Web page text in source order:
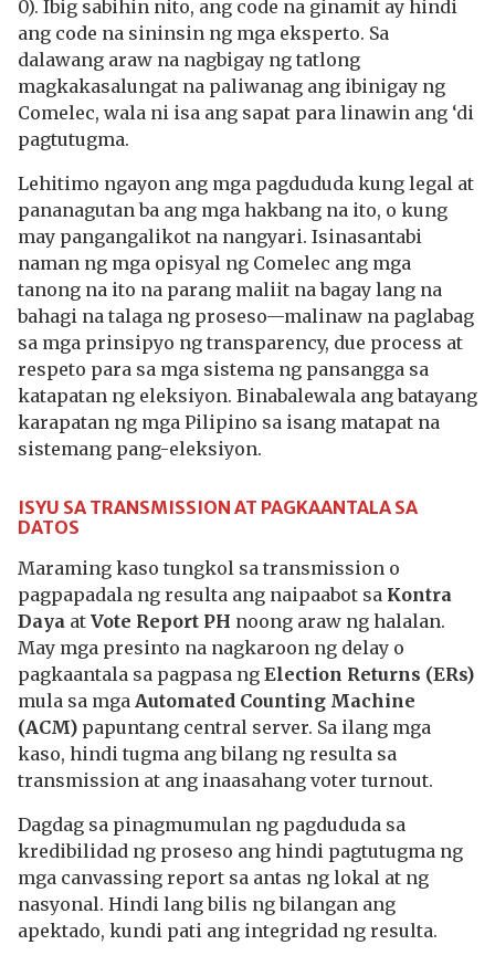
0). Ibig sabihin nito, ang code na ginamit ay hindi
ang code na sininsin ng mga eksperto. Sa
dalawang araw na nagbigay ng tatlong
magkakasalungat na paliwanag ang ibinigay ng
Comelec, wala ni isa ang sapat para linawin ang ‘di
pagtutugma.
Lehitimo ngayon ang mga pagdududa kung legal at
pananagutan ba ang mga hakbang na ito, o kung
may pangangalikot na nangyari. Isinasantabi
naman ng mga opisyal ng Comelec ang mga
tanong na ito na parang maliit na bagay lang na
bahagi na talaga ng proseso—malinaw na paglabag
sa mga prinsipyo ng transparency, due process at
respeto para sa mga sistema ng pansangga sa
katapatan ng eleksiyon. Binabalewala ang batayang
karapatan ng mga Pilipino sa isang matapat na
sistemang pang-eleksiyon.
ISYU SA TRANSMISSION AT PAGKAANTALA SA
DATOS
Maraming kaso tungkol sa transmission o
pagpapadala ng resulta ang naipaabot sa Kontra
Daya at Vote Report PH noong araw ng halalan.
May mga presinto na nagkaroon ng delay o
pagkaantala sa pagpasa ng Election Returns (ERs)
mula sa mga Automated Counting Machine
(ACM) papuntang central server. Sa ilang mga
kaso, hindi tugma ang bilang ng resulta sa
transmission at ang inaasahang voter turnout.
Dagdag sa pinagmumulan ng pagdududa sa
kredibilidad ng proseso ang hindi pagtutugma ng
mga canvassing report sa antas ng lokal at ng
nasyonal. Hindi lang bilis ng bilangan ang
apektado, kundi pati ang integridad ng resulta.